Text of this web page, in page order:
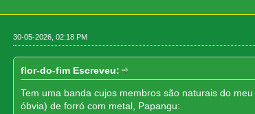
30-05-2026, 02:18 PM
flor-do-fim Escreveu:
Tem uma banda cujos membros são naturais do
óbvia) de forró com metal, Papangu: